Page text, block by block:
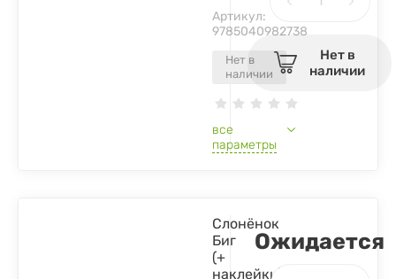
Нет в
наличии
Артикул:
9785040982738
все
параметры
Нет в
наличии
Слонёнок
Биг
(+
наклейки)
Ожидается